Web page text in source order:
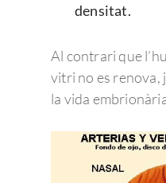
densitat.
Al contrari que
vitri no es renova,
la vida